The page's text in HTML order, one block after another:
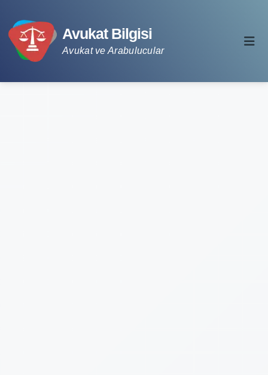
Avukat Bilgisi
Avukat ve Arabulucular